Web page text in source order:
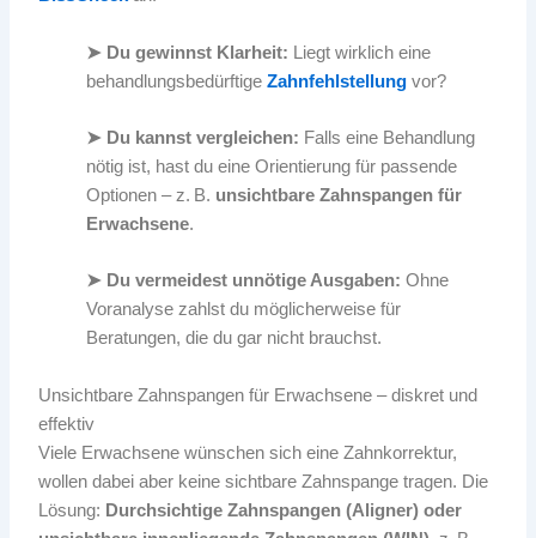
➤ Du gewinnst Klarheit: Liegt wirklich eine
behandlungsbedürftigeZahnfehlstellung vor?
➤ Du kannst vergleichen: Falls eine Behandlung
nötig ist, hast du eine Orientierung für passende
Optionen – z. B. unsichtbare Zahnspangen für
Erwachsene.
➤ Du vermeidest unnötige Ausgaben: Ohne
Voranalyse zahlst du möglicherweise für
Beratungen, die du gar nicht brauchst.
Unsichtbare Zahnspangen für Erwachsene – diskret und
effektiv
Viele Erwachsene wünschen sich eine Zahnkorrektur,
wollen dabei aber keine sichtbare Zahnspange tragen. Die
Lösung: Durchsichtige Zahnspangen (Aligner) oder